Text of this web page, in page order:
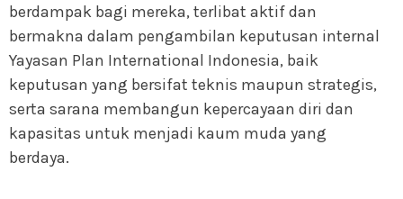
berdampak bagi mereka, terlibat aktif dan
bermakna dalam pengambilan keputusan internal
Yayasan Plan International Indonesia, baik
keputusan yang bersifat teknis maupun strategis,
serta sarana membangun kepercayaan diri dan
kapasitas untuk menjadi kaum muda yang
berdaya.